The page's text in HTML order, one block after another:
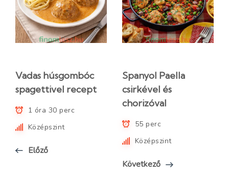
Vadas húsgombóc
spagettivel recept
1 óra 30 perc
Középszint
Előző
Spanyol Paella
csirkével és
chorizóval
55 perc
Középszint
Következő